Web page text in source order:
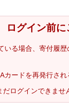
ログイン前
いる場合、寄付履
ードを再発行さ
ログインできませ